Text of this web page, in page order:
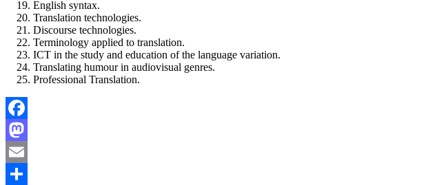
English syntax.
Translation technologies.
Discourse technologies.
Terminology applied to translation.
ICT in the study and education of the language variation.
Translating humour in audiovisual genres.
Professional Translation.
Facebook
Mastodon
Email